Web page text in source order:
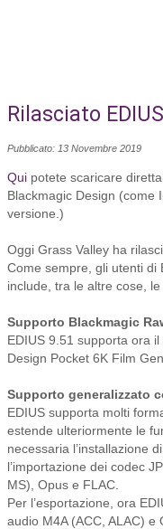
Rilasciato
Pubblicato: 13 Novembre 2019
Qui potete scaricare
Blackmagic Design (come
versione.)
Oggi Grass Valley ha
Come sempre, gli utenti di
include, tra le altre cose,
Supporto Blackmagic
EDIUS 9.51 supporta ora
Design Pocket 6K Film
Supporto generalizzato
EDIUS supporta molti
estende ulteriormente le
necessaria l’installazione
l’importazione dei codec
MS), Opus e FLAC.
Per l’esportazione, ora
audio M4A (ACC, ALAC) e